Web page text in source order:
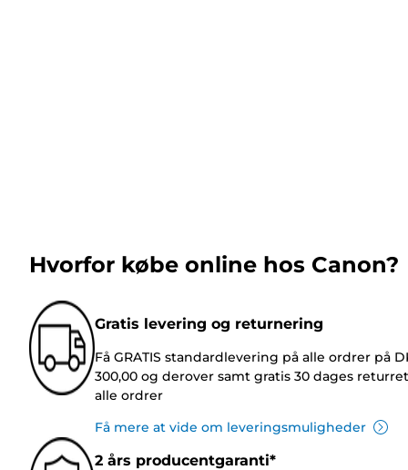
Hvorfor købe online hos Canon?
Gratis levering og returnering
Få GRATIS standardlevering på alle ordrer på
300,00 og derover samt gratis 30 dages
alle ordrer
Få mere at vide om leveringsmuligheder
2 års producentgaranti*